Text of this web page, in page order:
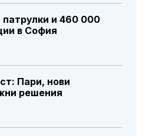
патрулки и 460 000
в София
Пари, нови
решения